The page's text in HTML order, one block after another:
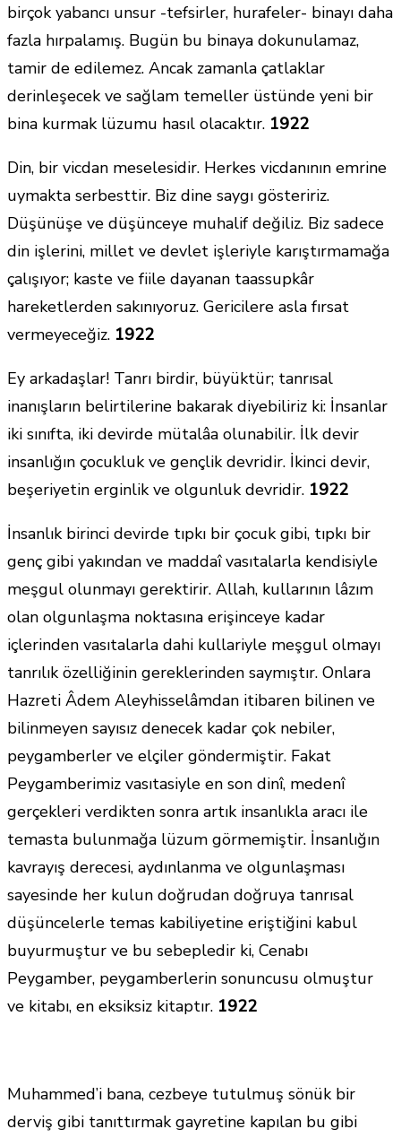
birçok yabancı unsur -tefsirler, hurafeler- binayı daha
fazla hırpalamış. Bugün bu binaya dokunulamaz,
tamir de edilemez. Ancak zamanla çatlaklar
derinleşecek ve sağlam temeller üstünde yeni bir
bina kurmak lüzumu hasıl olacaktır. 1922
Din, bir vicdan meselesidir. Herkes vicdanının emrine
uymakta serbesttir. Biz dine saygı gösteririz.
Düşünüşe ve düşünceye muhalif değiliz. Biz sadece
din işlerini, millet ve devlet işleriyle karıştırmamağa
çalışıyor; kaste ve fiile dayanan taassupkâr
hareketlerden sakınıyoruz. Gericilere asla fırsat
vermeyeceğiz. 1922
Ey arkadaşlar! Tanrı birdir, büyüktür; tanrısal
inanışların belirtilerine bakarak diyebiliriz ki: İnsanlar
iki sınıfta, iki devirde mütalâa olunabilir. İlk devir
insanlığın çocukluk ve gençlik devridir. İkinci devir,
beşeriyetin erginlik ve olgunluk devridir. 1922
İnsanlık birinci devirde tıpkı bir çocuk gibi, tıpkı bir
genç gibi yakından ve maddaî vasıtalarla kendisiyle
meşgul olunmayı gerektirir. Allah, kullarının lâzım
olan olgunlaşma noktasına erişinceye kadar
içlerinden vasıtalarla dahi kullariyle meşgul olmayı
tanrılık özelliğinin gereklerinden saymıştır. Onlara
Hazreti Âdem Aleyhisselâmdan itibaren bilinen ve
bilinmeyen sayısız denecek kadar çok nebiler,
peygamberler ve elçiler göndermiştir. Fakat
Peygamberimiz vasıtasiyle en son dinî, medenî
gerçekleri verdikten sonra artık insanlıkla aracı ile
temasta bulunmağa lüzum görmemiştir. İnsanlığın
kavrayış derecesi, aydınlanma ve olgunlaşması
sayesinde her kulun doğrudan doğruya tanrısal
düşüncelerle temas kabiliyetine eriştiğini kabul
buyurmuştur ve bu sebepledir ki, Cenabı
Peygamber, peygamberlerin sonuncusu olmuştur
ve kitabı, en eksiksiz kitaptır. 1922
Muhammed’i bana, cezbeye tutulmuş sönük bir
derviş gibi tanıttırmak gayretine kapılan bu gibi